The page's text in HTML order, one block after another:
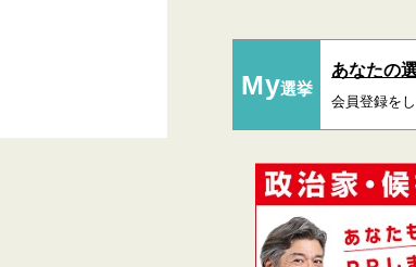
My選挙
あなたの
会員登録を